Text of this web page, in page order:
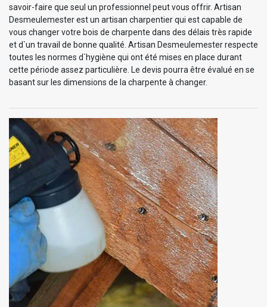
savoir-faire que seul un professionnel peut vous offrir. Artisan
Desmeulemester est un artisan charpentier qui est capable de
vous changer votre bois de charpente dans des délais très rapide
et d`un travail de bonne qualité. Artisan Desmeulemester respecte
toutes les normes d`hygiène qui ont été mises en place durant
cette période assez particulière. Le devis pourra être évalué en se
basant sur les dimensions de la charpente à changer.